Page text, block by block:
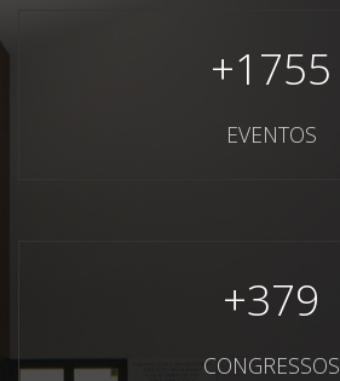
+1755
EVENTOS
+379
CONGRESSOS